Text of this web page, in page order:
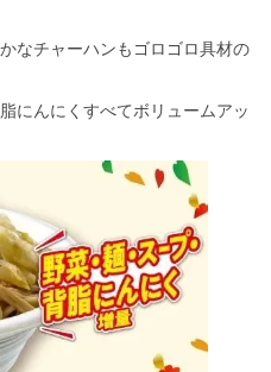
なチャーハンもゴロゴロ具材の
にんにくすべてボリュームアッ